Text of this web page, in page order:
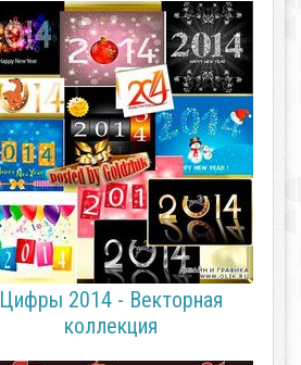
Цифры 2014 - Векторная
коллекция